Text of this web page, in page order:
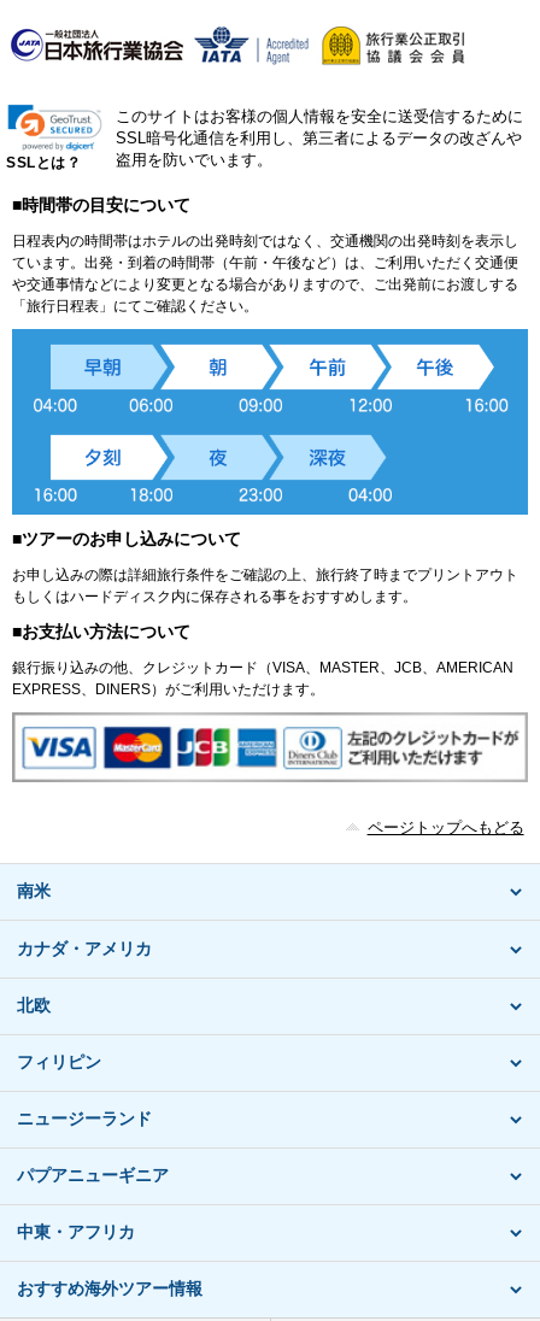
SSLとは？
このサイトはお客様の個人情報を安全に送受信するために
SSL暗号化通信を利用し、第三者によるデータの改ざんや
盗用を防いでいます。
■時間帯の目安について
日程表内の時間帯はホテルの出発時刻ではなく、交通機関の出発時刻を表示し
ています。出発・到着の時間帯（午前・午後など）は、ご利用いただく交通便
や交通事情などにより変更となる場合がありますので、ご出発前にお渡しする
「旅行日程表」にてご確認ください。
■ツアーのお申し込みについて
お申し込みの際は詳細旅行条件をご確認の上、旅行終了時までプリントアウト
もしくはハードディスク内に保存される事をおすすめします。
■お支払い方法について
銀行振り込みの他、クレジットカード（VISA、MASTER、JCB、AMERICAN
EXPRESS、DINERS）がご利用いただけます。
ページトップへもどる
南米
カナダ・アメリカ
北欧
フィリピン
ニュージーランド
パプアニューギニア
中東・アフリカ
おすすめ海外ツアー情報